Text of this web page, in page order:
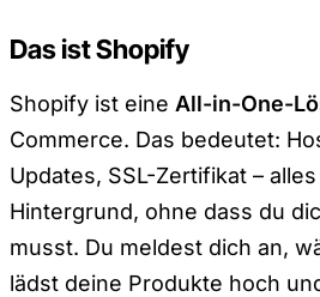
Das ist Shopify
Shopify ist eine All-in-One-
Commerce. Das bedeutet:
Updates, SSL-Zertifikat –
Hintergrund, ohne dass du
musst. Du meldest dich an,
lädst deine Produkte hoch